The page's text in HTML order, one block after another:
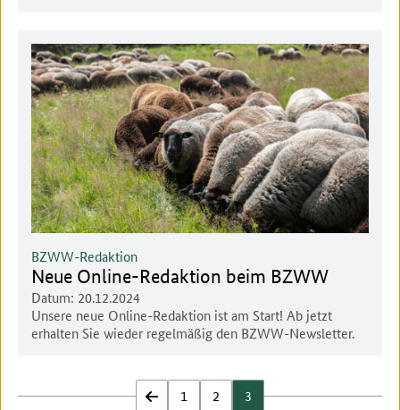
Neue Online-Redaktion beim BZWW
BZWW-Redaktion
Datum: 20.12.2024
Unsere neue Online-Redaktion ist am Start! Ab jetzt
erhalten Sie wieder regelmäßig den BZWW-Newsletter.
zurück
1 2 3